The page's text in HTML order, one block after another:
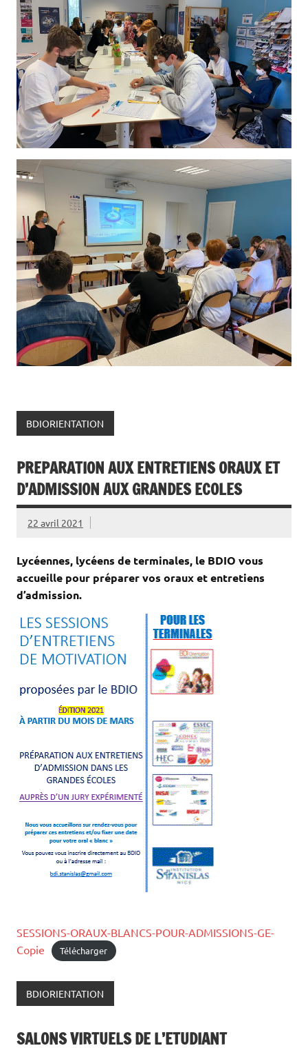
BDIORIENTATION
PREPARATION AUX ENTRETIENS ORAUX ET
D’ADMISSION AUX GRANDES ECOLES
22 avril 2021
Lycéennes, lycéens de terminales, le BDIO vous
accueille pour préparer vos oraux et entretiens
d’admission.
SESSIONS-ORAUX-BLANCS-POUR-ADMISSIONS-GE-
Copie
Télécharger
BDIORIENTATION
SALONS VIRTUELS DE L’ETUDIANT